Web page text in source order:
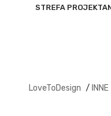
STREFA
LoveToDesign / INNE